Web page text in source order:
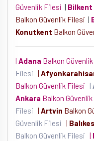
Güvenlik Filesi | Bilkent
Balkon Güvenlik Filesi |
Konutkent Balkon
| Adana Balkon
Filesi |
Balkon Güvenlik Filesi
|
Ankara Balkon
Filesi | Artvin Balkon
Güvenlik Filesi |
Balkon Güvenlik Filesi |